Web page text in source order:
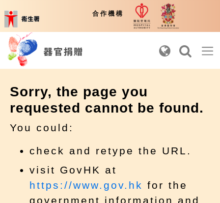
合作機構
醫院管理局
Sorry, the page you
requested cannot be found.
You could:
check and retype the URL.
visit GovHK at
https://www.gov.hk for the
government information and